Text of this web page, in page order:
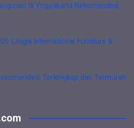
di Yogyakarta Rekomended,
(Jogja International Furniture &
Terlengkap dan Termurah